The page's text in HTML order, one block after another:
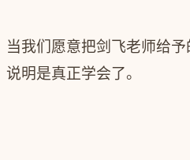
当我们愿意把剑飞老师给予
说明是真正学会了。